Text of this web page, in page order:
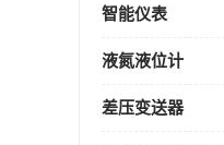
智能仪表
液氮液位计
差压变送器